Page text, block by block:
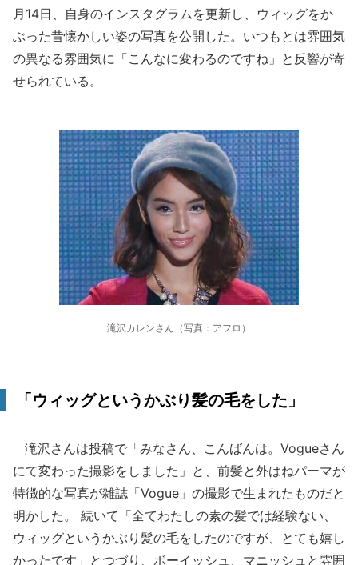
月14日、自身のインスタグラムを更新し、ウィッグをか
ぶった昔懐かしい姿の写真を公開した。いつもとは雰囲気
の異なる雰囲気に「こんなに変わるのですね」と反響が寄
せられている。
滝沢カレンさん（写真：アフロ）
「ウィッグというかぶり髪の毛をした」
滝沢さんは投稿で「みなさん、こんばんは。Vogueさん
にて変わった撮影をしました」と、前髪と外はねパーマが
特徴的な写真が雑誌「Vogue」の撮影で生まれたものだと
明かした。 続いて「全てわたしの素の髪では経験ない、
ウィッグというかぶり髪の毛をしたのですが、とても嬉し
かったです」とつづり、ボーイッシュ、マニッシュと雰囲